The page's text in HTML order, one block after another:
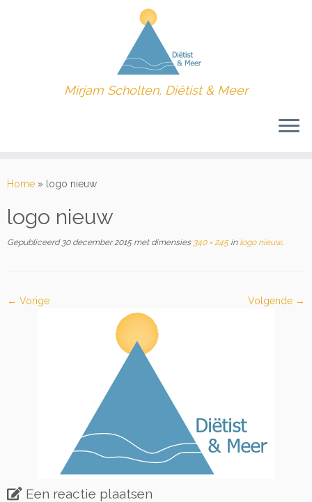
naar
Mirjam Scholten, Diëtist & Meer
Home » logo nieuw
logo nieuw
Gepubliceerd 30 december 2015met dimensies340 × 245inlogo nieuw.
← Vorige Volgende →
Een reactie plaatsen